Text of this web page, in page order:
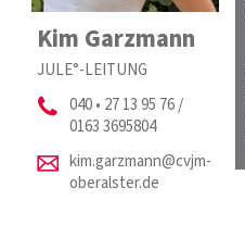
Kim Garzmann
JULE°-LEITUNG
040 • 27 13 95 76 /
0163 3695804
kim.garzmann@cvjm-
oberalster.de